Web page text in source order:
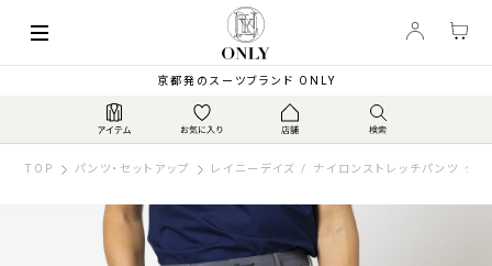
京都発のスーツブランド ONLY
TOP パンツ・セットアップ レイニーデイズ / ナイロンストレッチパンツ グレ